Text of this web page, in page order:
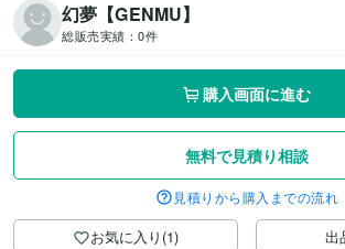
幻夢【GENMU】
総販売実績： 0件
購入画面に進む
無料で見積り相談
見積りから購入までの流れ
お気に入り(1) 出